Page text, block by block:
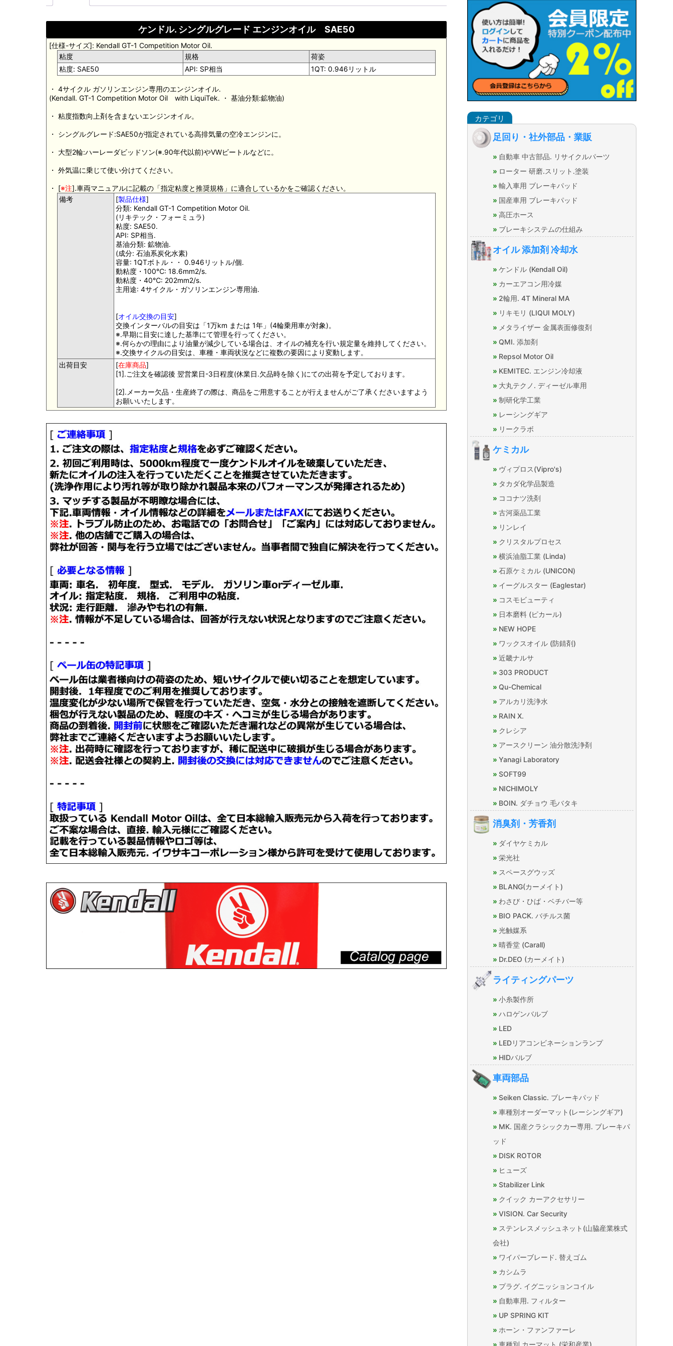
ケンドル. シングルグレード エンジンオイル SAE50
[仕様-サイズ]: Kendall GT-1 Competition Motor Oil.
粘度
規格
荷姿
粘度: SAE50
API: SP相当 1QT: 0.946リットル
・ 4サイクル ガソリンエンジン専用のエンジンオイル.
(Kendall. GT-1 Competition Motor Oil with LiquiTek. ・ 基油分類:鉱物油)
・ 粘度指数向上剤を含まないエンジンオイル。
・ シングルグレード:SAE50が指定されている高排気量の空冷エンジンに。
・ 大型2輪:ハーレーダビッドソン(※.90年代以前)やVWビートルなどに。
・ 外気温に乗じて使い分けてください。
・ [※注].車両マニュアルに記載の「指定粘度と推奨規格」に適合しているかをご確認ください。
備考
[製品仕様]
分類: Kendall GT-1 Competition Motor Oil.
(リキテック・フォーミュラ)
粘度: SAE50.
API: SP相当.
基油分類: 鉱物油.
(成分: 石油系炭化水素)
容量: 1QTボトル・・ 0.946リットル/個.
動粘度・100℃: 18.6mm2/s.
動粘度・40℃: 202mm2/s.
主用途: 4サイクル・ガソリンエンジン専用油.
[オイル交換の目安]
交換インターバルの目安は「1万km または 1年」(4輪乗用車が対象)。
※.早期に目安に達した基準にて管理を行ってください。
※.何らかの理由により油量が減少している場合は、オイルの補充を行い規定量を維持してください。
※.交換サイクルの目安は、車種・車両状況などに複数の要因により変動します。
出荷目安
[在庫商品]
[1].ご注文を確認後 翌営業日-3日程度(休業日.欠品時を除く)にての出荷を予定しております。
[2].メーカー欠品・生産終了の際は、商品をご用意することが行えませんがご了承くださいますよう
お願いいたします。
足回り・社外部品・業販
自動車 中古部品. リサイクルパーツ
ローター 研磨.スリット.塗装
輸入車用 ブレーキパッド
国産車用 ブレーキパッド
高圧ホース
ブレーキシステムの仕組み
オイル 添加剤 冷却水
ケンドル (Kendall Oil)
カーエアコン用冷媒
2輪用. 4T Mineral MA
リキモリ (LIQUI MOLY)
メタライザー 金属表面修復剤
QMI. 添加剤
Repsol Motor Oil
KEMITEC. エンジン冷却液
大丸テクノ. ディーゼル車用
制研化学工業
レーシングギア
リークラボ
ケミカル
ヴィプロス(Vipro's)
タカダ化学品製造
ココナツ洗剤
古河薬品工業
リンレイ
クリスタルプロセス
横浜油脂工業 (Linda)
石原ケミカル (UNICON)
イーグルスター (Eaglestar)
コスモビューティ
日本磨料 (ピカール)
NEW HOPE
ワックスオイル (防錆剤)
近畿ナルサ
303 PRODUCT
Qu-Chemical
アルカリ洗浄水
RAIN X.
クレシア
アースクリーン 油分散洗浄剤
Yanagi Laboratory
SOFT99
NICHIMOLY
BOIN. ダチョウ 毛バタキ
消臭剤・芳香剤
ダイヤケミカル
栄光社
スペースグウッズ
BLANG(カーメイト)
わさび・ひば・ベチバー等
BIO PACK. バチルス菌
光触媒系
晴香堂 (Carall)
Dr.DEO (カーメイト)
ライティングパーツ
小糸製作所
ハロゲンバルブ
LED
LEDリアコンビネーションランプ
HIDバルブ
車両部品
Seiken Classic. ブレーキパッド
車種別オーダーマット(レーシングギア)
MK. 国産クラシックカー専用. ブレーキパ
ッド
DISK ROTOR
ヒューズ
Stabilizer Link
クイック カーアクセサリー
VISION. Car Security
ステンレスメッシュネット(山脇産業株式
会社)
ワイパーブレード. 替えゴム
カシムラ
プラグ. イグニッションコイル
自動車用. フィルター
UP SPRING KIT
ホーン・ファンファーレ
車種別 カーマット (栄和産業)